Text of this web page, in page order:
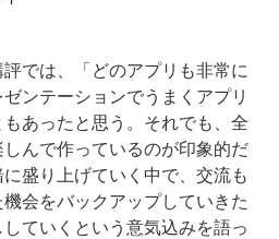
では、「どのアプリも非常に
ンテーションでうまくアプリ
あったと思う。それでも、全
んで作っているのが印象的だ
盛り上げていく中で、交流も
会をバックアップしていきた
ていくという意気込みを語っ